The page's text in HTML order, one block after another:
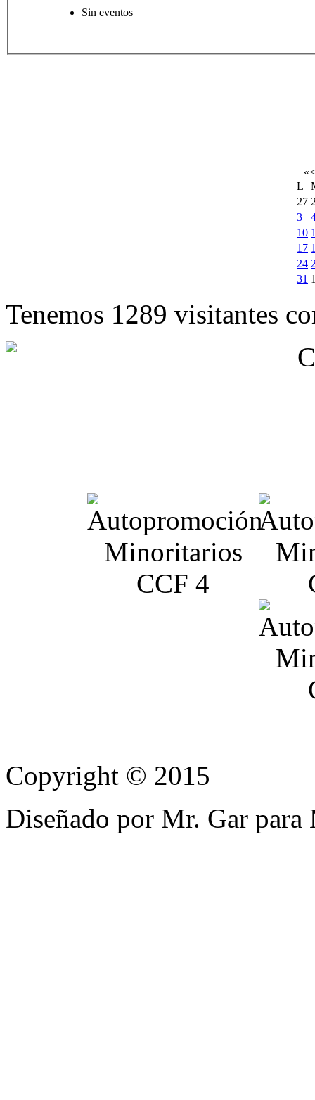
Sin eventos
«<
L
27
3
10
17
24
31
Tenemos 1289 visitantes
Copyright © 2015
Diseñado por Mr. Gar